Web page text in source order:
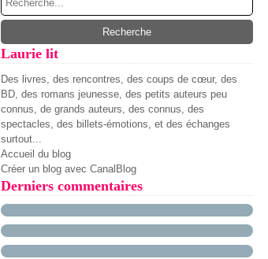
Laurie lit
Des livres, des rencontres, des coups de cœur, des
BD, des romans jeunesse, des petits auteurs peu
connus, de grands auteurs, des connus, des
spectacles, des billets-émotions, et des échanges
surtout...
Accueil du blog
Créer un blog avec CanalBlog
Derniers commentaires